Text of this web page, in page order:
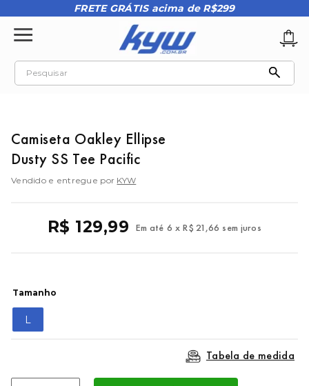
FRETE GRÁTIS acima de R$299
Pesquisar
Camiseta Oakley Ellipse
Dusty SS Tee Pacific
Vendido e entregue por KYW
R$ 129,99 Em até 6 x R$ 21 ,66 sem juros
Tamanho
L
Tabela de medida
2º oakley
kenner
8º regata
9